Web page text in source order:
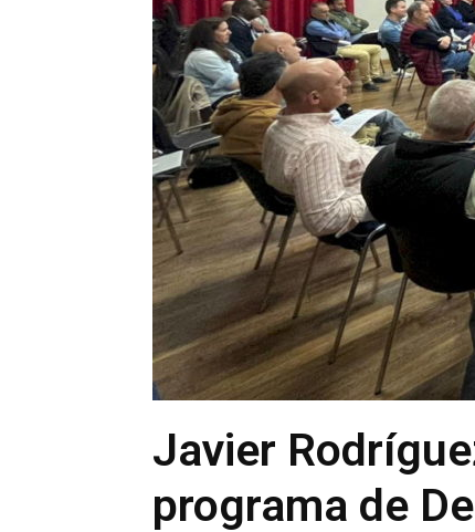
Javier
programa de